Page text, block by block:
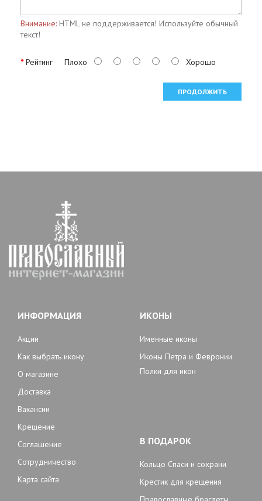
Внимание: HTML не поддерживается! Используйте обычный
текст!
Рейтинг Плохо Хорошо
ПРОДОЛЖИТЬ
ИНФОРМАЦИЯ
Акции
Как выбрать икону
О магазине
Доставка
Вакансии
Крещение
Соглашение
Сотрудничество
Карта сайта
ИКОНЫ
Именные иконы
Иконы Петра и Февронии
Полки для икон
В ПОДАРОК
Кольцо Спаси и сохрани
Крестик для крещения